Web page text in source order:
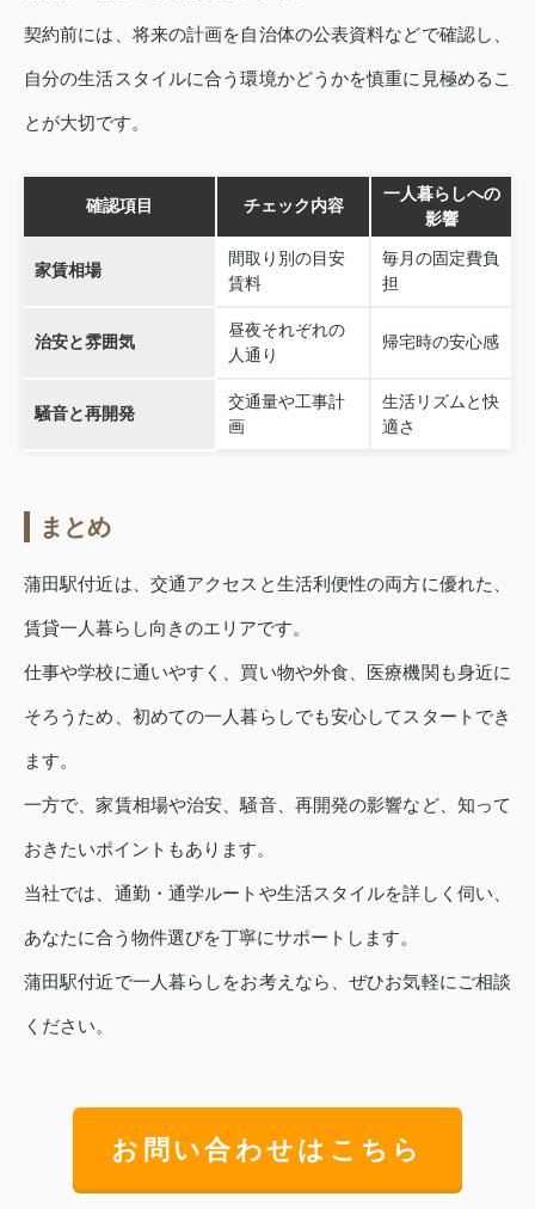
契約前には、将来の計画を自治体の公表資料などで確認し、
自分の生活スタイルに合う環境かどうかを慎重に見極めるこ
とが大切です。
確認項目 チェック内容
一人暮らしへの
影響
家賃相場
間取り別の目安
賃料
毎月の固定費負
担
治安と雰囲気
昼夜それぞれの
人通り
帰宅時の安心感
騒音と再開発
交通量や工事計
画
生活リズムと快
適さ
まとめ
蒲田駅付近は、交通アクセスと生活利便性の両方に優れた、
賃貸一人暮らし向きのエリアです。
仕事や学校に通いやすく、買い物や外食、医療機関も身近に
そろうため、初めての一人暮らしでも安心してスタートでき
ます。
一方で、家賃相場や治安、騒音、再開発の影響など、知って
おきたいポイントもあります。
当社では、通勤・通学ルートや生活スタイルを詳しく伺い、
あなたに合う物件選びを丁寧にサポートします。
蒲田駅付近で一人暮らしをお考えなら、ぜひお気軽にご相談
ください。
お問い合わせはこちら